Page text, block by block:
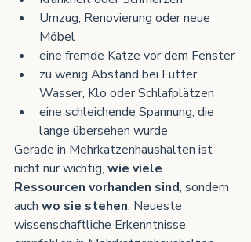
Umzug, Renovierung oder neue
Möbel
eine fremde Katze vor dem Fenster
zu wenig Abstand bei Futter,
Wasser, Klo oder Schlafplätzen
eine schleichende Spannung, die
lange übersehen wurde
Gerade in Mehrkatzenhaushalten ist
nicht nur wichtig, wie viele
Ressourcen vorhanden sind, sondern
auch wo sie stehen. Neueste
wissenschaftliche Erkenntnisse